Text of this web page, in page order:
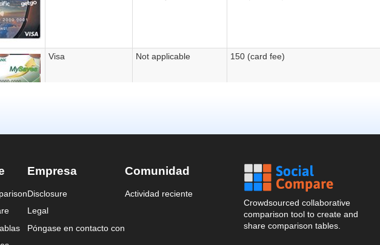
Empresa
Disclosure
Legal
Póngase en contacto con
Comunidad
Actividad reciente
Crowdsourced collaborative
comparison tool to create and
share comparison tables.